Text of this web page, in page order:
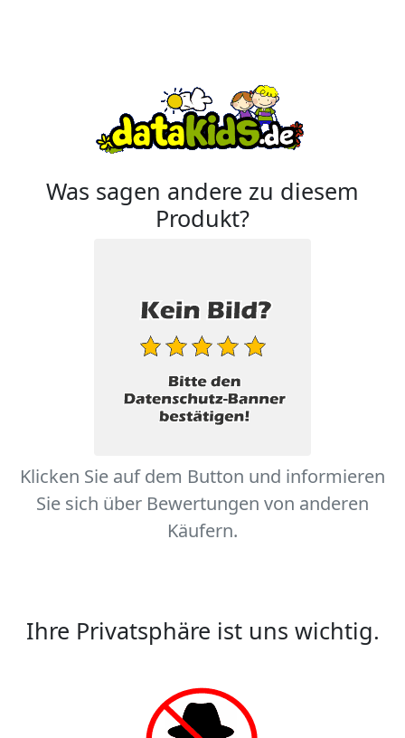
Was sagen andere zu diesem
Produkt?
Klicken Sie auf dem Button und informieren
Sie sich über Bewertungen von anderen
Käufern.
Ihre Privatsphäre ist uns wichtig.